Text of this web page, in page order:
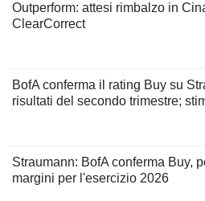
Outperform: attesi rimbalzo in
ClearCorrect
BofA conferma il rating Buy su
risultati del secondo trimestre;
Straumann: BofA conferma Buy,
margini per l'esercizio 2026